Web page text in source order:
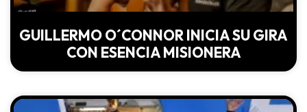
GUILLERMO O´CONNOR INICIA SU GIRA
CON ESENCIA MISIONERA